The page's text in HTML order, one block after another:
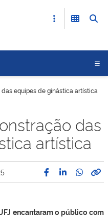
equipes de ginástica artística
das
artística
encantaram o público com